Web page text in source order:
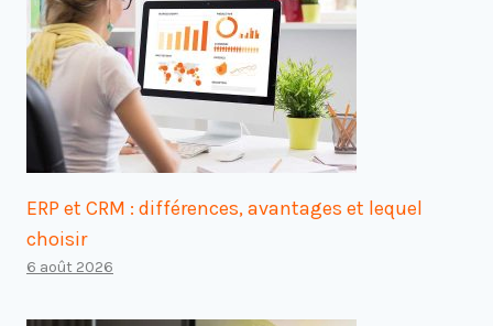
ERP et CRM : différences, avantages et lequel
choisir
6 août 2026